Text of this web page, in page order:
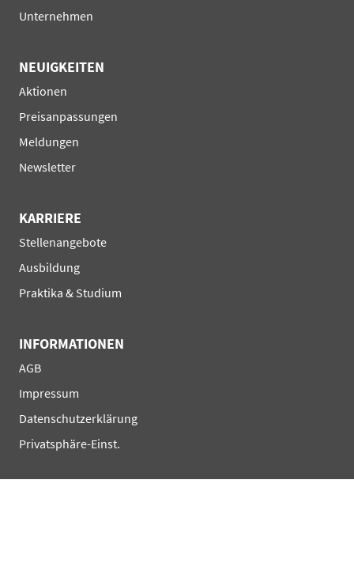
Unternehmen
NEUIGKEITEN
Navigation
Aktionen
Preisanpassungen
Meldungen
Newsletter
KARRIERE
Navigation
überspringen
Stellenangebote
Ausbildung
Praktika & Studium
INFORMATIONEN
Navigation
AGB
Impressum
Datenschutzerklärung
Privatsphäre-Einst.